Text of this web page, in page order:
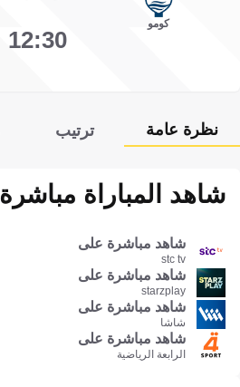
كومو
12:30
نظرة عامة ترتيب
شاهد المباراة مباشرة
شاهد مباشرة على
stc tv
شاهد مباشرة على
starzplay
شاهد مباشرة على
شاشا
شاهد مباشرة على
الرابعة الرياضية